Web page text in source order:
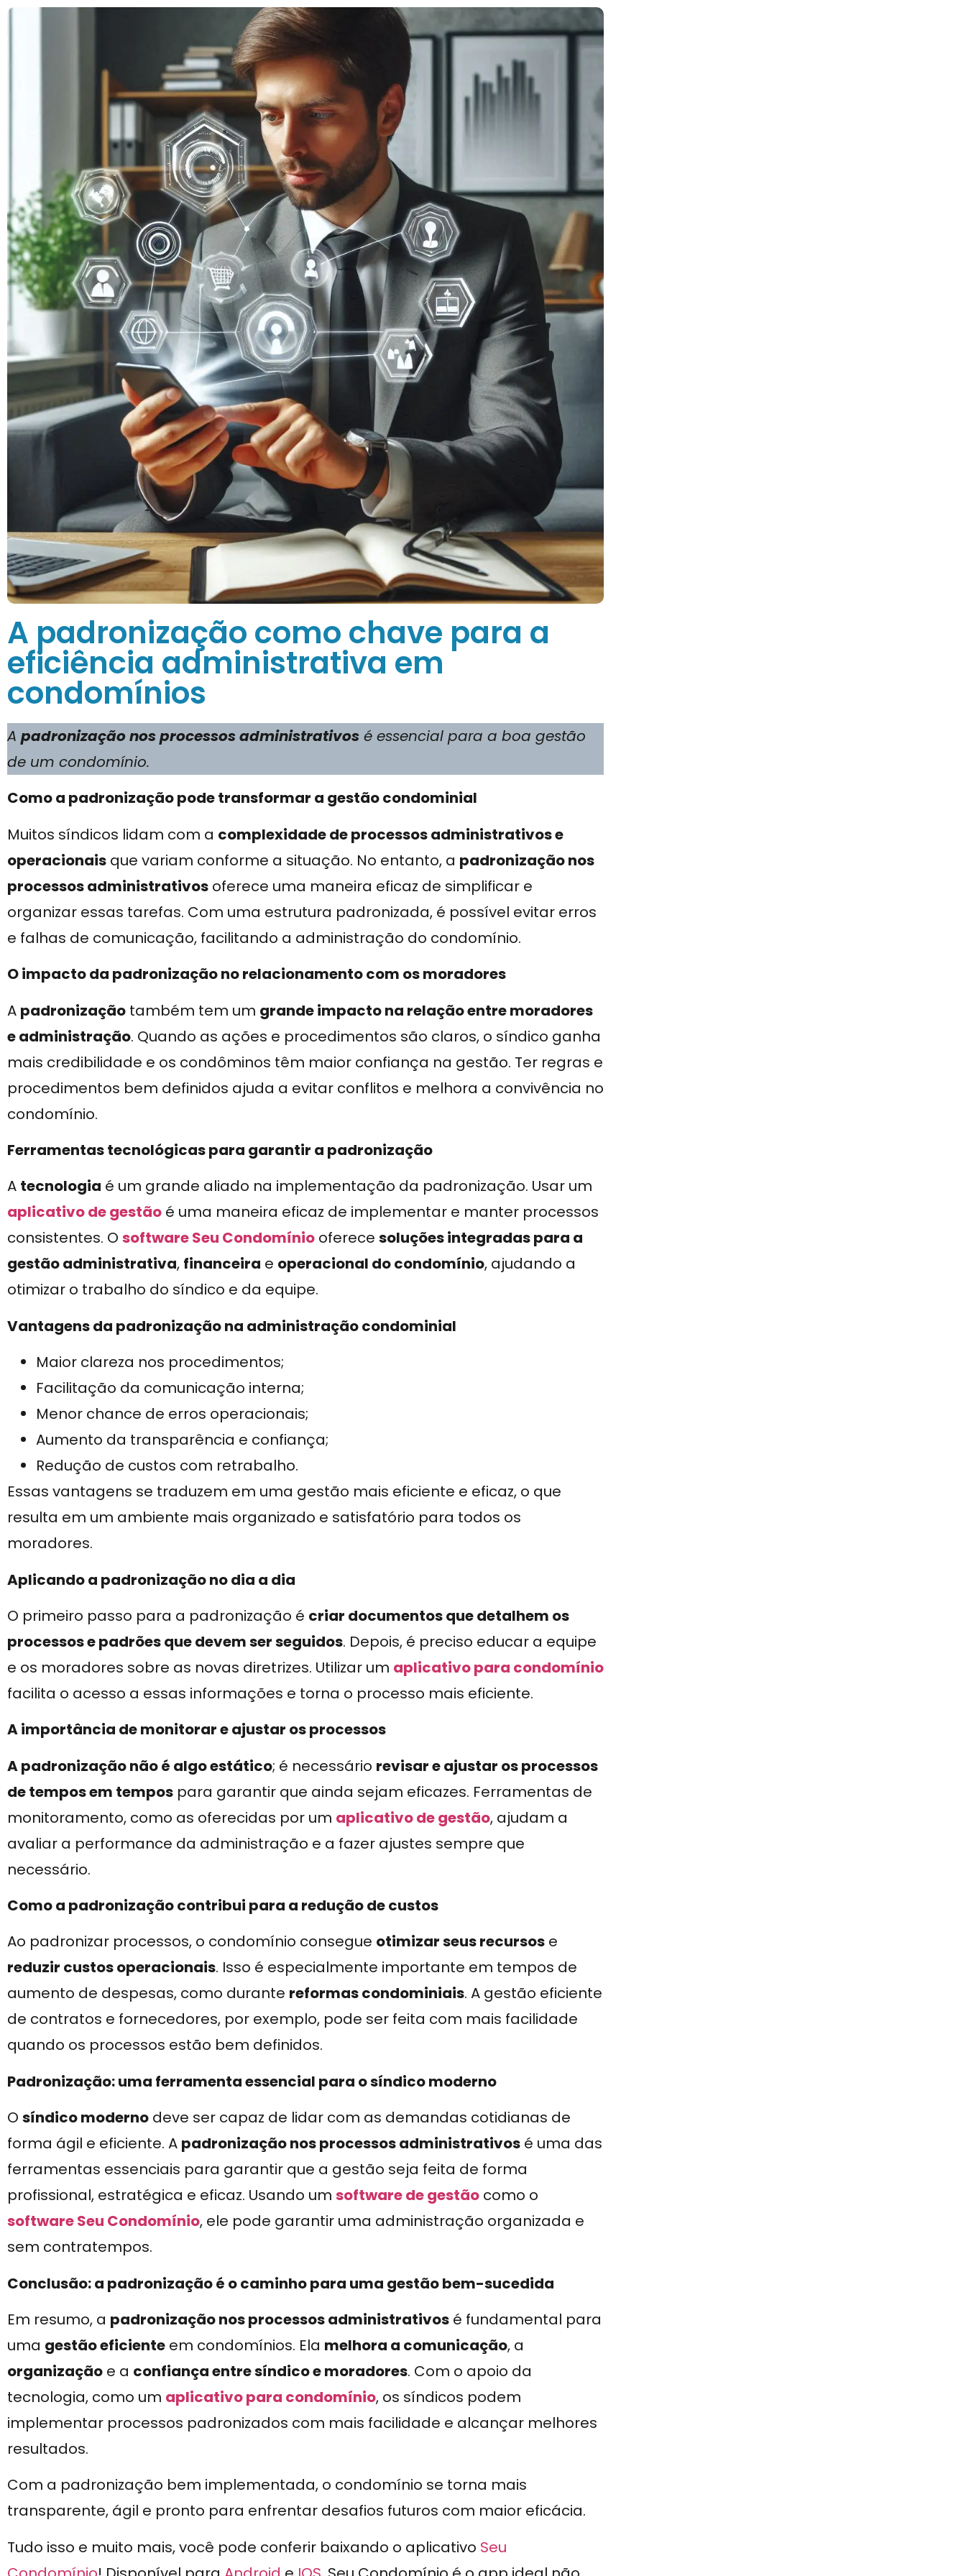
A padronização como chave para a
eficiência administrativa em
condomínios
A padronização nos processos administrativos é essencial para a boa gestão
de um condomínio.
Como a padronização pode transformar a gestão condominial
Muitos síndicos lidam com a complexidade de processos administrativos e
operacionais que variam conforme a situação. No entanto, a padronização nos
processos administrativos oferece uma maneira eficaz de simplificar e
organizar essas tarefas. Com uma estrutura padronizada, é possível evitar erros
e falhas de comunicação, facilitando a administração do condomínio.
O impacto da padronização no relacionamento com os moradores
A padronização também tem um grande impacto na relação entre moradores
e administração. Quando as ações e procedimentos são claros, o síndico ganha
mais credibilidade e os condôminos têm maior confiança na gestão. Ter regras e
procedimentos bem definidos ajuda a evitar conflitos e melhora a convivência no
condomínio.
Ferramentas tecnológicas para garantir a padronização
A tecnologia é um grande aliado na implementação da padronização. Usar um
aplicativo de gestão é uma maneira eficaz de implementar e manter processos
consistentes. O software Seu Condomínio oferece soluções integradas para a
gestão administrativa, financeira e operacional do condomínio, ajudando a
otimizar o trabalho do síndico e da equipe.
Vantagens da padronização na administração condominial
Maior clareza nos procedimentos;
Facilitação da comunicação interna;
Menor chance de erros operacionais;
Aumento da transparência e confiança;
Redução de custos com retrabalho.
Essas vantagens se traduzem em uma gestão mais eficiente e eficaz, o que
resulta em um ambiente mais organizado e satisfatório para todos os
moradores.
Aplicando a padronização no dia a dia
O primeiro passo para a padronização é criar documentos que detalhem os
processos e padrões que devem ser seguidos. Depois, é preciso educar a equipe
e os moradores sobre as novas diretrizes. Utilizar um aplicativo para condomínio
facilita o acesso a essas informações e torna o processo mais eficiente.
A importância de monitorar e ajustar os processos
A padronização não é algo estático; é necessário revisar e ajustar os processos
de tempos em tempos para garantir que ainda sejam eficazes. Ferramentas de
monitoramento, como as oferecidas por um aplicativo de gestão, ajudam a
avaliar a performance da administração e a fazer ajustes sempre que
necessário.
Como a padronização contribui para a redução de custos
Ao padronizar processos, o condomínio consegue otimizar seus recursos e
reduzir custos operacionais. Isso é especialmente importante em tempos de
aumento de despesas, como durante reformas condominiais. A gestão eficiente
de contratos e fornecedores, por exemplo, pode ser feita com mais facilidade
quando os processos estão bem definidos.
Padronização: uma ferramenta essencial para o síndico moderno
O síndico moderno deve ser capaz de lidar com as demandas cotidianas de
forma ágil e eficiente. A padronização nos processos administrativos é uma das
ferramentas essenciais para garantir que a gestão seja feita de forma
profissional, estratégica e eficaz. Usando um software de gestão como o
software Seu Condomínio, ele pode garantir uma administração organizada e
sem contratempos.
Conclusão: a padronização é o caminho para uma gestão bem-sucedida
Em resumo, a padronização nos processos administrativos é fundamental para
uma gestão eficiente em condomínios. Ela melhora a comunicação, a
organização e a confiança entre síndico e moradores. Com o apoio da
tecnologia, como um aplicativo para condomínio, os síndicos podem
implementar processos padronizados com mais facilidade e alcançar melhores
resultados.
Com a padronização bem implementada, o condomínio se torna mais
transparente, ágil e pronto para enfrentar desafios futuros com maior eficácia.
Tudo isso e muito mais, você pode conferir baixando o aplicativo Seu